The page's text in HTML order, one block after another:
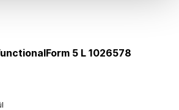
5 L 1026578